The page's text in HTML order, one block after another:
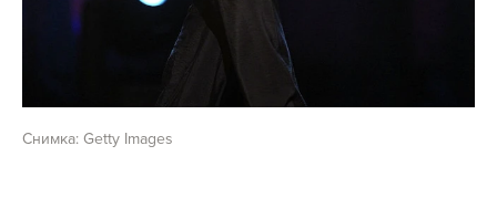
Снимка: Getty Images